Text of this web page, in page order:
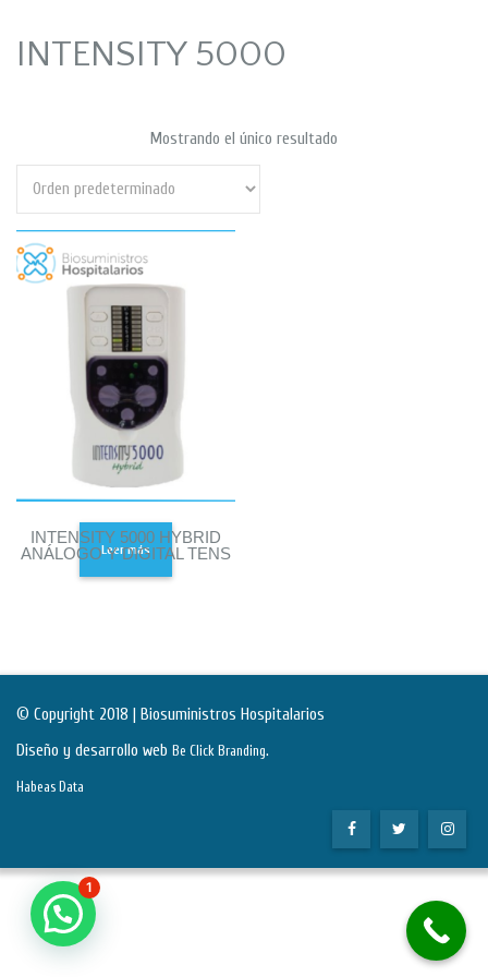
INTENSITY 5000
Mostrando el único resultado
INTENSITY 5000 HYBRID
ANÁLOGO Y DIGITAL TENS
Leer más
© Copyright 2018 | Biosuministros Hospitalarios
Diseño y desarrollo web Be Click Branding.
Habeas Data
1